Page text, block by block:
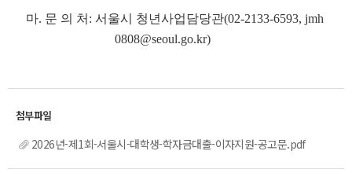
마. 문 의 처: 서울시 청년사업담당관(02-2133-6593, jmh
0808@seoul.go.kr)
2026년-제1회-서울시-대학생-학자금대출-이자지원-공고문.pdf